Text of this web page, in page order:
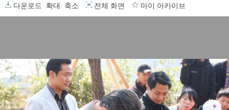
다운로드 확대 축소 전체 화면 마이 아카이브